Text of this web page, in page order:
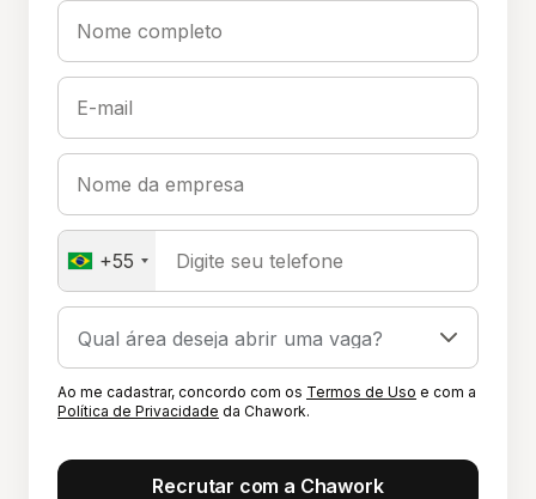
Nome completo
E-mail
Nome da empresa
+55 Digite seu telefone
Ao me cadastrar, concordo com os Termos de Uso e com a
Política de Privacidade da Chawork.
Recrutar com a Chawork